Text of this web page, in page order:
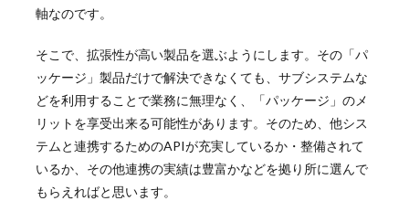
軸なのです。
そこで、拡張性が高い製品を選ぶようにします。その「パ
ッケージ」製品だけで解決できなくても、サブシステムな
どを利用することで業務に無理なく、「パッケージ」のメ
リットを享受出来る可能性があります。そのため、他シス
テムと連携するためのAPIが充実しているか・整備されて
いるか、その他連携の実績は豊富かなどを拠り所に選んで
もらえればと思います。